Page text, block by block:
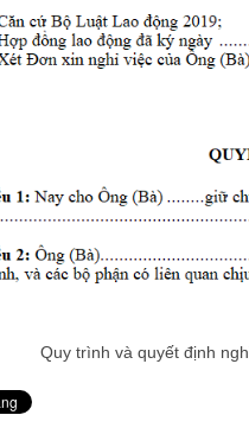
Quy trình và quyết định